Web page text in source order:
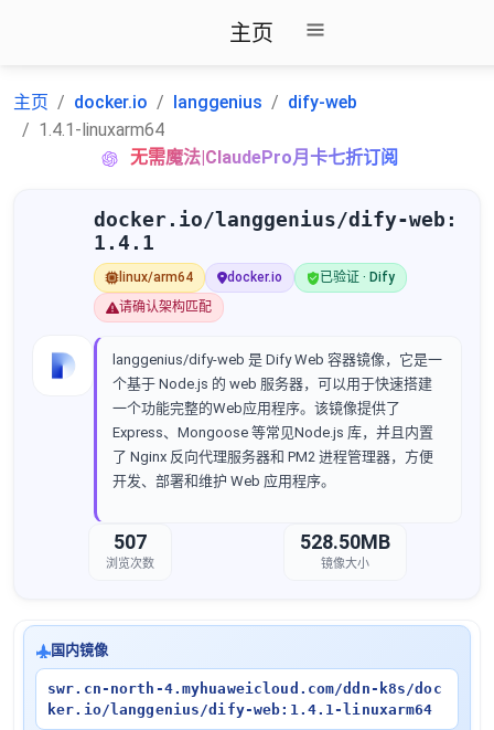
主页
主页 docker.io langgenius
dify-web
1.4.1-linuxarm64
无需魔法|ClaudePro月卡七折订阅
docker.io/langgenius/dify-web:
1.4.1
linux/arm64 docker.io
已验证 · Dify
请确认架构匹配
langgenius/dify-web 是 Dify Web 容器镜像，它是一
个基于 Node.js 的 web 服务器，可以用于快速搭建
一个功能完整的Web应用程序。该镜像提供了
Express、Mongoose 等常见Node.js 库，并且内置
了 Nginx 反向代理服务器和 PM2 进程管理器，方便
开发、部署和维护 Web 应用程序。
507
浏览次数
528.50MB
镜像大小
国内镜像
swr.cn-north-4.myhuaweicloud.com/ddn-k8s/doc
ker.io/langgenius/dify-web:1.4.1-linuxarm64